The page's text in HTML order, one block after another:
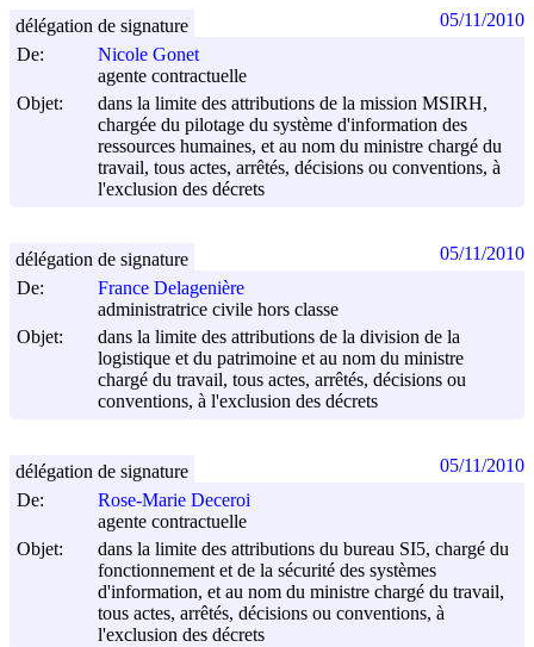
De:
Nicole Gonet
agente contractuelle
Objet:
dans la limite des attributions de la mission MSIRH,
chargée du pilotage du système d'information des
ressources humaines, et au nom du ministre chargé du
travail, tous actes, arrêtés, décisions ou conventions, à
l'exclusion des décrets
délégation de signature 05/11/2010
De:
France Delagenière
administratrice civile hors classe
Objet:
dans la limite des attributions de la division de la
logistique et du patrimoine et au nom du ministre
chargé du travail, tous actes, arrêtés, décisions ou
conventions, à l'exclusion des décrets
délégation de signature 05/11/2010
De:
Rose-Marie Deceroi
agente contractuelle
Objet:
dans la limite des attributions du bureau SI5, chargé du
fonctionnement et de la sécurité des systèmes
d'information, et au nom du ministre chargé du travail,
tous actes, arrêtés, décisions ou conventions, à
l'exclusion des décrets
délégation de signature 05/11/2010